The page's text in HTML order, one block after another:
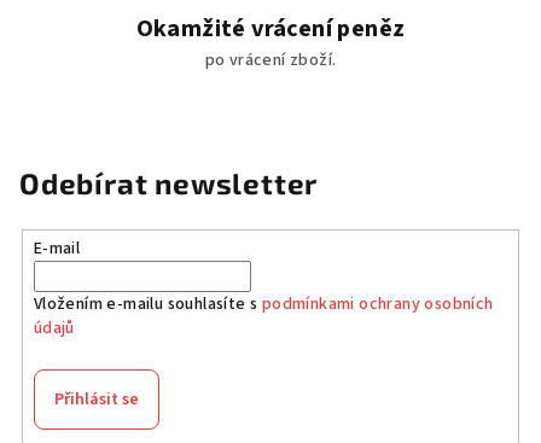
Okamžité vrácení peněz
po vrácení zboží.
Odebírat newsletter
E-mail
Vložením e-mailu souhlasíte s podmínkami ochrany osobních
údajů
Přihlásit se